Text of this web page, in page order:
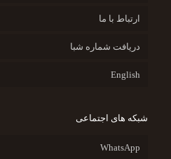
ارتباط با ما
دریافت شماره شبا
English
شبکه های اجتماعی
WhatsApp